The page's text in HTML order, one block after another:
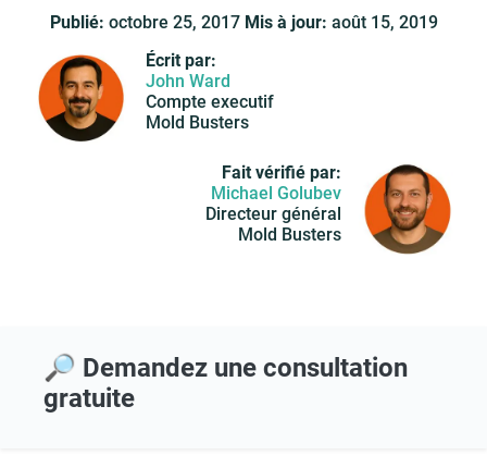
Publié: octobre 25, 2017 Mis à jour: août 15, 2019
Écrit par:
John Ward
Compte executif
Mold Busters
Fait vérifié par:
Michael Golubev
Directeur général
Mold Busters
🔎 Demandez une consultation
gratuite